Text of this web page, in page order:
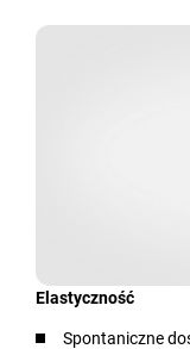
Elastyczność
Spontaniczne